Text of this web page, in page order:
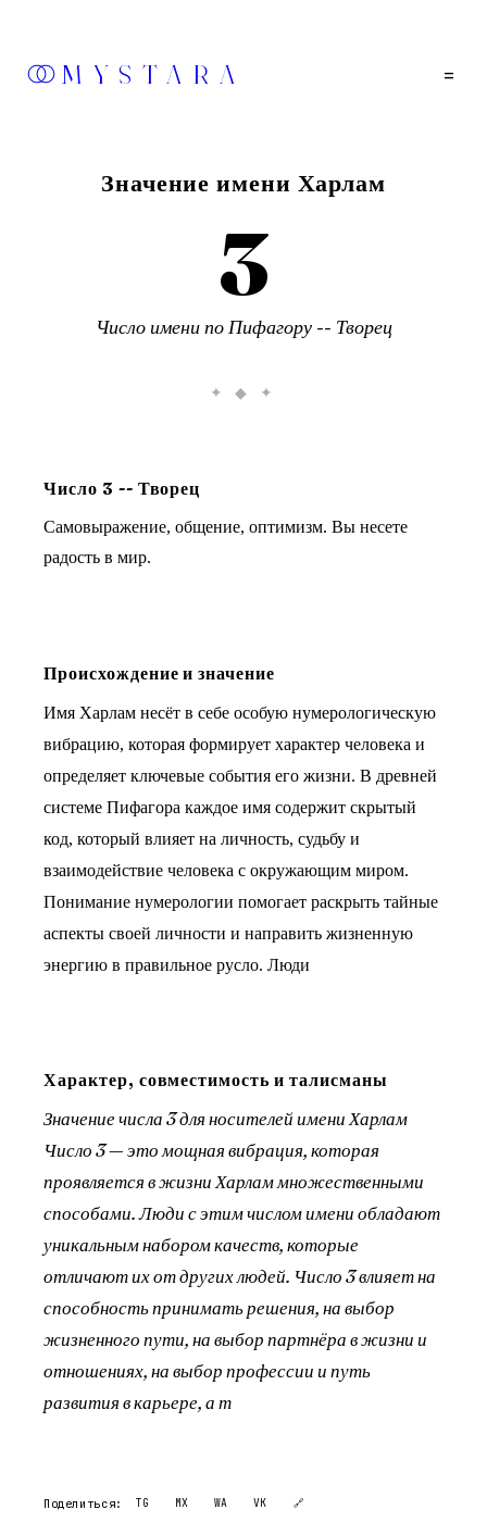
MYSTARA =
Значение имени Харлам
3
Число имени по Пифагору -- Творец
✦ ◆ ✦
Число 3 -- Творец
Самовыражение, общение, оптимизм. Вы несете
радость в мир.
Происхождение и значение
Имя Харлам несёт в себе особую нумерологическую
вибрацию, которая формирует характер человека и
определяет ключевые события его жизни. В древней
системе Пифагора каждое имя содержит скрытый
код, который влияет на личность, судьбу и
взаимодействие человека с окружающим миром.
Понимание нумерологии помогает раскрыть тайные
аспекты своей личности и направить жизненную
энергию в правильное русло. Люди
Характер, совместимость и талисманы
Значение числа 3 для носителей имени Харлам
Число 3 — это мощная вибрация, которая
проявляется в жизни Харлам множественными
способами. Люди с этим числом имени обладают
уникальным набором качеств, которые
отличают их от других людей. Число 3 влияет на
способность принимать решения, на выбор
жизненного пути, на выбор партнёра в жизни и
отношениях, на выбор профессии и путь
развития в карьере, а т
Поделиться: TG MX WA VK 🔗